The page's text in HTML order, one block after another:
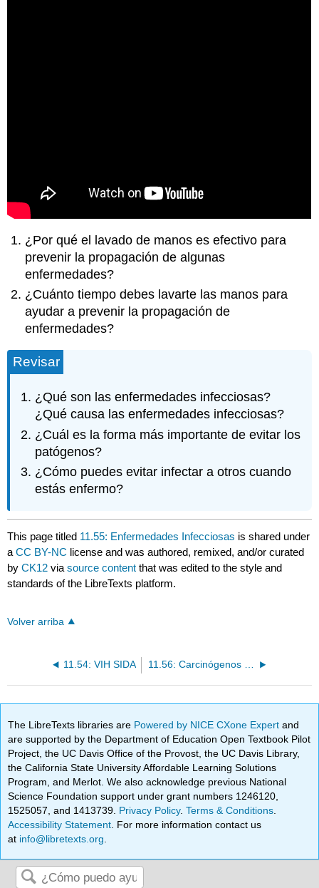
¿Por qué el lavado de manos es efectivo para
prevenir la propagación de algunas
enfermedades?
¿Cuánto tiempo debes lavarte las manos para
ayudar a prevenir la propagación de
enfermedades?
Revisar
¿Qué son las enfermedades infecciosas?
¿Qué causa las enfermedades infecciosas?
¿Cuál es la forma más importante de evitar los
patógenos?
¿Cómo puedes evitar infectar a otros cuando
estás enfermo?
This page titled 11.55: Enfermedades Infecciosas is shared under
aCC BY-NC license and was authored, remixed, and/or curated
byCK12 viasource content that was edited to the style and
standards of the LibreTexts platform.
Volver arriba
11.54: VIH SIDA 11.56: Carcinógenos y Cáncer
The LibreTexts libraries are Powered by NICE CXone Expertand
are supported by the Department of Education Open Textbook Pilot
Project, the UC Davis Office of the Provost, the UC Davis Library,
the California State University Affordable Learning Solutions
Program, and Merlot. We also acknowledge previous National
Science Foundation support under grant numbers 1246120,
1525057, and 1413739. Privacy Policy.Terms & Conditions
Accessibility Statement . For more information contact us
at info@libretexts.org